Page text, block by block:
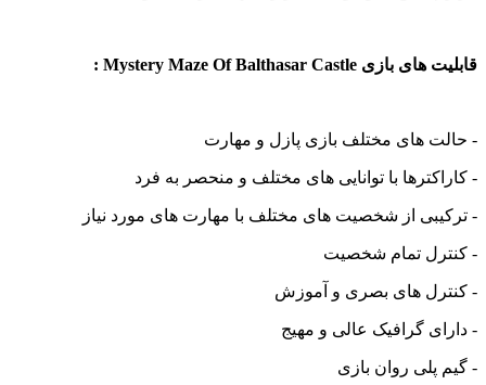
قابلیت های بازی Mystery Maze Of Balthasar Castle :
- حالت های مختلف بازی پازل و مهارت
- کاراکترها با توانایی های مختلف و منحصر به فرد
- ترکیبی از شخصیت های مختلف با مهارت های مورد نیاز
- کنترل تمام شخصیت
- کنترل های بصری و آموزش
- دارای گرافیک عالی و مهیج
- گیم پلی روان بازی